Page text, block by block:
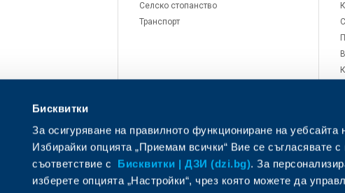
Бисквитки
За осигуряване на правилното функциониране на уебсайта
Избирайки опцията „Приемам всички“ Вие се съгласявате
съответствие с Бисквитки | ДЗИ (dzi.bg). За
изберете опцията „Настройки“, чрез която можете да
Селско стопанство
Транспорт